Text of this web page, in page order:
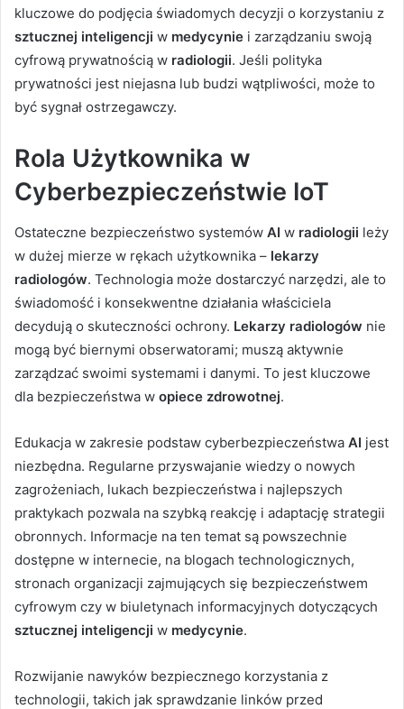
kluczowe do podjęcia świadomych decyzji o korzystaniu z
sztucznej inteligencji w medycynie i zarządzaniu swoją
cyfrową prywatnością w radiologii. Jeśli polityka
prywatności jest niejasna lub budzi wątpliwości, może to
być sygnał ostrzegawczy.
Rola Użytkownika w
Cyberbezpieczeństwie IoT
Ostateczne bezpieczeństwo systemów AI w radiologii leży
w dużej mierze w rękach użytkownika – lekarzy
radiologów. Technologia może dostarczyć narzędzi, ale to
świadomość i konsekwentne działania właściciela
decydują o skuteczności ochrony. Lekarzy radiologów nie
mogą być biernymi obserwatorami; muszą aktywnie
zarządzać swoimi systemami i danymi. To jest kluczowe
dla bezpieczeństwa w opiece zdrowotnej.
Edukacja w zakresie podstaw cyberbezpieczeństwa AI jest
niezbędna. Regularne przyswajanie wiedzy o nowych
zagrożeniach, lukach bezpieczeństwa i najlepszych
praktykach pozwala na szybką reakcję i adaptację strategii
obronnych. Informacje na ten temat są powszechnie
dostępne w internecie, na blogach technologicznych,
stronach organizacji zajmujących się bezpieczeństwem
cyfrowym czy w biuletynach informacyjnych dotyczących
sztucznej inteligencji w medycynie.
Rozwijanie nawyków bezpiecznego korzystania z
technologii, takich jak sprawdzanie linków przed